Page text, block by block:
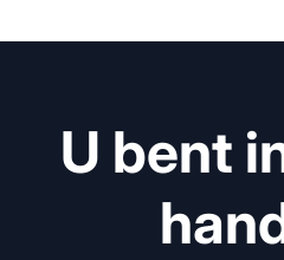
U bent